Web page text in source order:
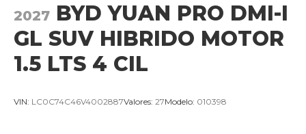
2027 BYD YUAN PRO DMI-I
GL SUV HIBRIDO MOTOR
1.5 LTS 4 CIL
VIN: LC0C74C46V4002887Valores: 27Modelo: 010398